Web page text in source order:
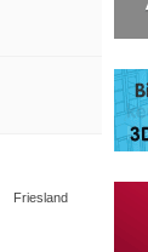
Friesland